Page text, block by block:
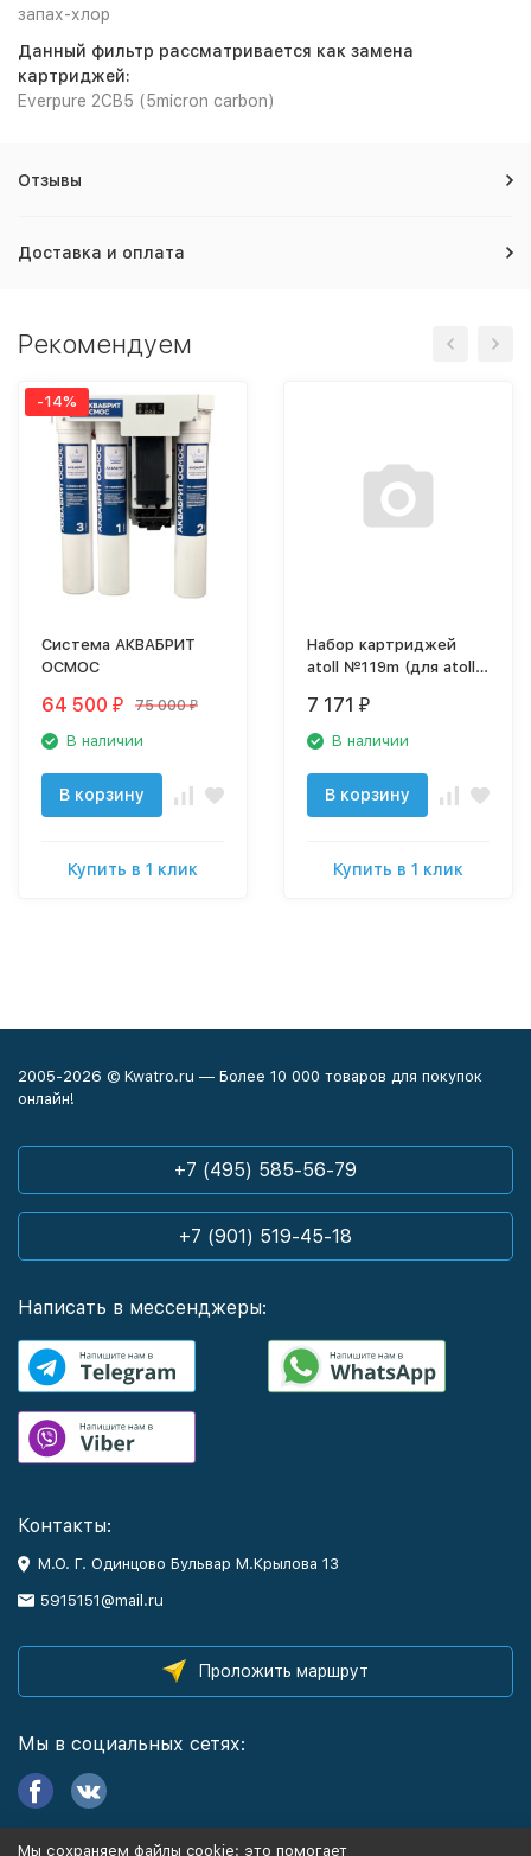
запах-хлор
Данный фильтр рассматривается как замена
картриджей:
Everpure 2CB5 (5micron carbon)
Отзывы
Доставка и оплата
Рекомендуем
-14%
Система АКВАБРИТ
ОСМОС
64 500 ₽ 75 000 ₽
В наличии
В корзину
Купить в 1 клик
Набор картриджей
atoll №119m (для atoll
7 171 ₽
В наличии
В корзину
Купить в 1 клик
2005-2026 © Kwatro.ru — Более 10 000 товаров для покупок
онлайн!
+7 (495) 585-56-79
+7 (901) 519-45-18
Написать в мессенджеры:
Контакты:
М.О. Г. Одинцово Бульвар М.Крылова 13
5915151@mail.ru
Проложить маршрут
Мы в социальных сетях:
Мы сохраняем файлы cookie: это помогает